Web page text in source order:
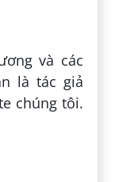
và các
là tác giả
chúng tôi.